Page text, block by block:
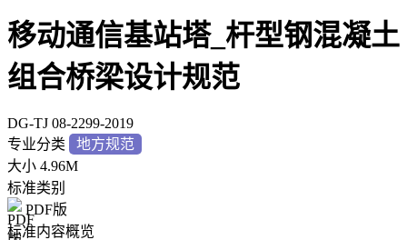
移动通信基站塔_杆型钢混凝土
组合桥梁设计规范
DG-TJ 08-2299-2019
专业分类
地方规范
大小 4.96M
标准类别
PDF版
标准内容概览